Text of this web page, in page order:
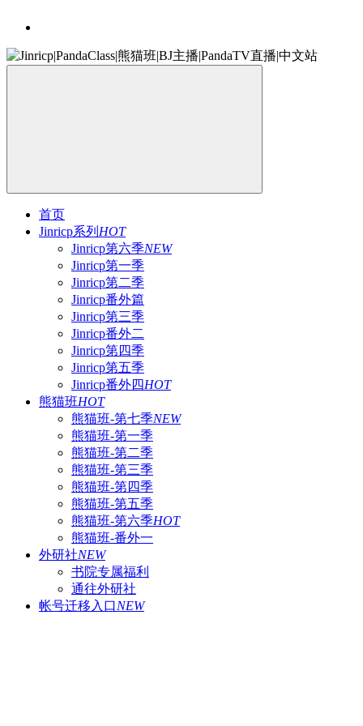
首页
Jinricp系列 HOT
Jinricp第六季NEW
Jinricp第一季
Jinricp第二季
Jinricp番外篇
Jinricp第三季
Jinricp番外二
Jinricp第四季
Jinricp第五季
Jinricp番外四HOT
熊猫班HOT
熊猫班-第七季NEW
熊猫班-第一季
熊猫班-第二季
熊猫班-第三季
熊猫班-第四季
熊猫班-第五季
熊猫班-第六季HOT
熊猫班-番外一
外研社NEW
书院专属福利
通往外研社
帐号迁移入口NEW